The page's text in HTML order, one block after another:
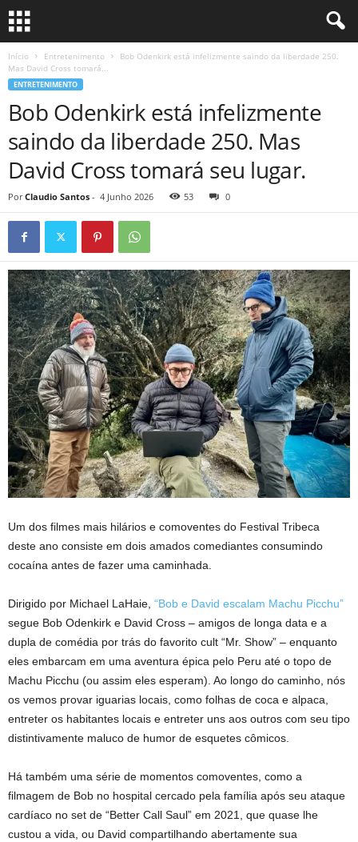
Início Entretenimento
Bob Odenkirk está infelizmente saindo da liberdade 250.
Mas David Cross tomará...
ENTRETENIMENTO
Bob Odenkirk está infelizmente
saindo da liberdade 250. Mas
David Cross tomará seu lugar.
Por Claudio Santos - 4 Junho 2026 53 0
Um dos filmes mais hilários e comoventes do Festival Tribeca
deste ano consiste em dois amados comediantes consumindo
cocaína antes de fazer uma caminhada.
Dirigido por Michael LaHaie, “Bob e David escalam Machu Picchu”
segue Bob Odenkirk e David Cross – amigos de longa data e a
dupla de comédia por trás do favorito cult “Mr. Show” – enquanto
eles embarcam em uma aventura épica pelo Peru até o topo de
Machu Picchu (ou assim eles esperam). Ao longo do caminho, nós
os vemos provar iguarias locais, como folhas de coca e alpaca,
entreter os habitantes locais e entreter uns aos outros com seu tipo
distintivamente maluco de humor de esquetes cômicos.
Há também uma série de momentos comoventes, como a
filmagem de Bob no hospital cercado pela família após seu ataque
cardíaco no set de “Better Call Saul” em 2021, que quase lhe
custou a vida, ou David compartilhando abertamente sua